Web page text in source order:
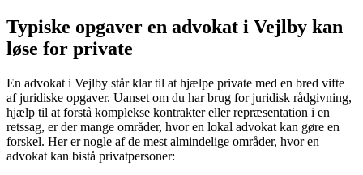
Typiske opgaver en advokat i Vejlby kan
løse for private
En advokat i Vejlby står klar til at hjælpe private med en bred vifte
af juridiske opgaver. Uanset om du har brug for juridisk rådgivning,
hjælp til at forstå komplekse kontrakter eller repræsentation i en
retssag, er der mange områder, hvor en lokal advokat kan gøre en
forskel. Her er nogle af de mest almindelige områder, hvor en
advokat kan bistå privatpersoner: